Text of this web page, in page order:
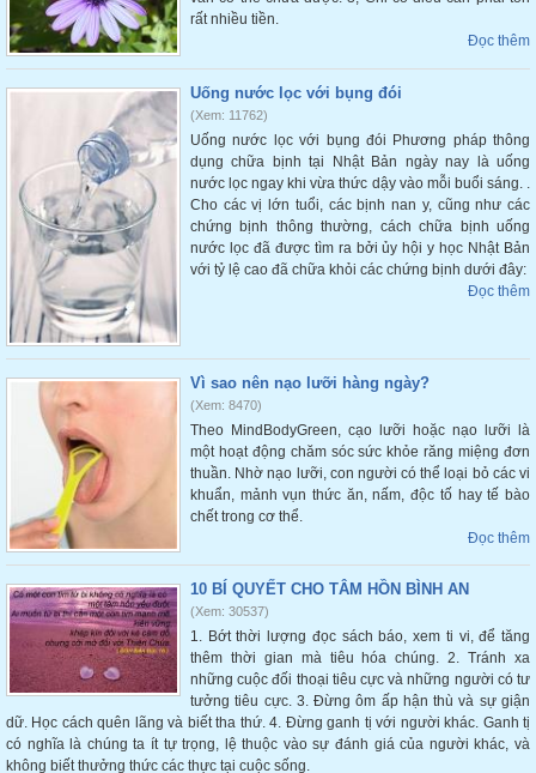
rất nhiều tiền.
Đọc thêm
Uống nước lọc với bụng đói
(Xem: 11762)
Uống nước lọc với bụng đói Phương pháp thông
dụng chữa bịnh tại Nhật Bản ngày nay là uống
nước lọc ngay khi vừa thức dậy vào mỗi buổi sáng. .
Cho các vị lớn tuổi, các bịnh nan y, cũng như các
chứng bịnh thông thường, cách chữa bịnh uống
nước lọc đã được tìm ra bởi ủy hội y học Nhật Bản
với tỷ lệ cao đã chữa khỏi các chứng bịnh dưới đây:
Đọc thêm
Vì sao nên nạo lưỡi hàng ngày?
(Xem: 8470)
Theo MindBodyGreen, cạo lưỡi hoặc nạo lưỡi là
một hoạt động chăm sóc sức khỏe răng miệng đơn
thuần. Nhờ nạo lưỡi, con người có thể loại bỏ các vi
khuẩn, mảnh vụn thức ăn, nấm, độc tố hay tế bào
chết trong cơ thể.
Đọc thêm
10 BÍ QUYẾT CHO TÂM HỒN BÌNH AN
(Xem: 30537)
1. Bớt thời lượng đọc sách báo, xem ti vi, để tăng
thêm thời gian mà tiêu hóa chúng. 2. Tránh xa
những cuộc đối thoại tiêu cực và những người có tư
tưởng tiêu cực. 3. Đừng ôm ấp hận thù và sự giận
dữ. Học cách quên lãng và biết tha thứ. 4. Đừng ganh tị với người khác. Ganh tị
có nghĩa là chúng ta ít tự trọng, lệ thuộc vào sự đánh giá của người khác, và
không biết thưởng thức các thực tại cuộc sống.